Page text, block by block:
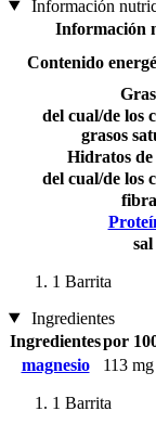
Información
Información
Contenido
del cual/de los
grasos
Hidratos
del cual/de los
sal
1 Barrita
Ingredientes
Ingredientespor
magnesio 113 mg
1 Barrita